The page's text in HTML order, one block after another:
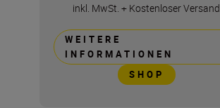
inkl. MwSt. + Kostenloser Versand
WEITERE
INFORMATIONEN
SHOP